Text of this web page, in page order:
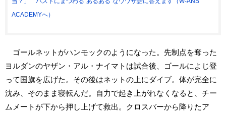
ACADEMYへ）
ゴールネットがハンモックのようになった。先制点を奪った
ヨルダンのヤザン・アル・ナイマトは試合後、ゴールによじ登
って国旗を広げた。その後はネットの上にダイブ。体が完全に
沈み、そのまま寝転んだ。自力で起き上がれなくなると、チー
ムメートが下から押し上げて救出。クロスバーから降りたア